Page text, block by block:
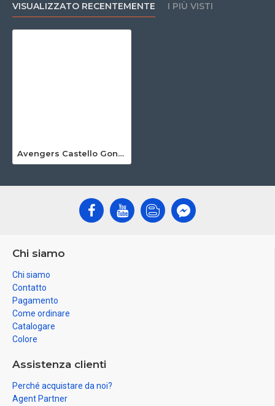
VISUALIZZATO RECENTEMENTE I PIÙ VISTI
Avengers Castello Gonfiabile
Chi siamo
Chi siamo
Contatto
Pagamento
Come ordinare
Catalogare
Colore
Assistenza clienti
Perché acquistare da noi?
Agent Partner